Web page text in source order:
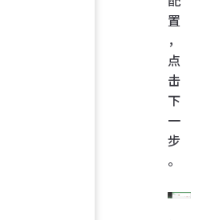
置
，
点
击
下
一
步
。